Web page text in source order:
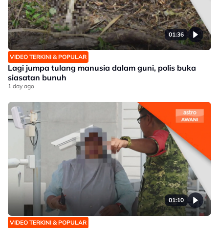
01:36
VIDEO TERKINI & POPULAR
Lagi jumpa tulang manusia dalam guni, polis buka
siasatan bunuh
1 day ago
01:10
VIDEO TERKINI & POPULAR